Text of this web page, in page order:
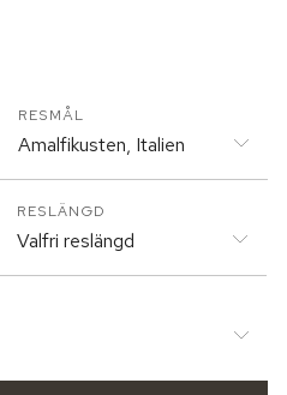
RESMÅL
Amalfikusten, Italien
RESLÄNGD
Valfri reslängd